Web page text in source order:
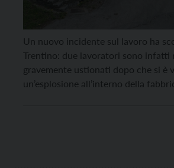
Un nuovo incidente sul lavoro ha
Trentino: due lavoratori sono infatti
gravemente ustionati dopo che si è
un’esplosione all’interno della